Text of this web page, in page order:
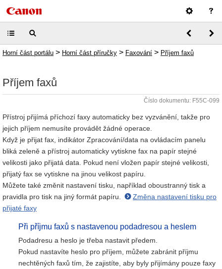
Horní část portálu > Horní část příručky > Faxování > Příjem faxů
Příjem faxů
Číslo dokumentu: F55C-099
Přístroj přijímá příchozí faxy automaticky bez vyzvánění, takže pro
jejich příjem nemusíte provádět žádné operace.
Když je přijat fax, indikátor Zpracování/data na ovládacím panelu
bliká zeleně a přístroj automaticky vytiskne fax na papír stejné
velikosti jako přijatá data. Pokud není vložen papír stejné velikosti,
přijatý fax se vytiskne na jinou velikost papíru.
Můžete také změnit nastavení tisku, například oboustranný tisk a
pravidla pro tisk na jiný formát papíru.
Změna nastavení tisku pro
přijaté faxy
Při příjmu faxů s nastavenou podadresou a heslem
Podadresu a heslo je třeba nastavit předem.
Pokud nastavíte heslo pro příjem, můžete zabránit příjmu
nechtěných faxů tím, že zajistíte, aby byly přijímány pouze faxy